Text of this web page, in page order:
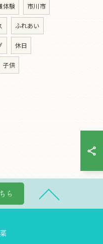
体験 市川市
ふれあい
休日
子供
ら